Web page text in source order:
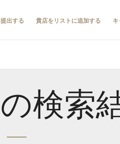
出する 貴店をリストに追加する
検索